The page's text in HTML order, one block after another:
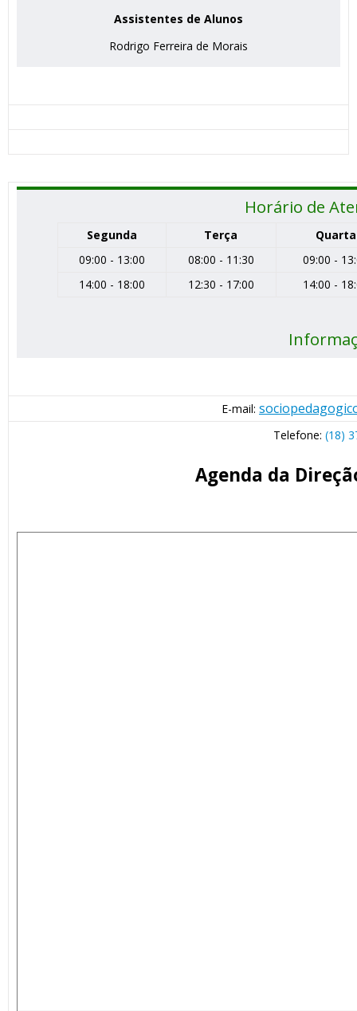
Assistentes de Alunos
Rodrigo Ferreira de Morais
Horário de
Segunda Terça
Quarta
09:00 - 13:00
08:00 - 11:30
09:00 -
14:00 - 18:00
12:30 - 17:00 14:00 -
E-mail:
Telefone: (18)
Agenda da